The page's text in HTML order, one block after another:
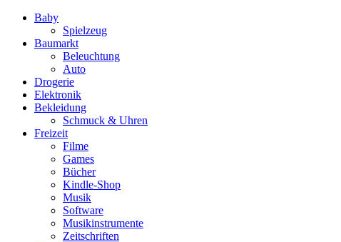
Baby
Spielzeug
Baumarkt
Beleuchtung
Auto
Drogerie
Elektronik
Bekleidung
Schmuck & Uhren
Freizeit
Filme
Games
Bücher
Kindle-Shop
Musik
Software
Musikinstrumente
Zeitschriften